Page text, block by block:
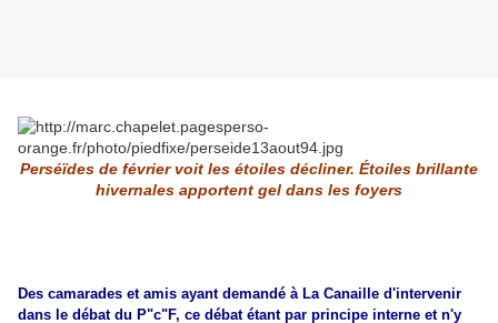
Perséïdes de février voit les étoiles décliner. Étoiles brillante
hivernales apportent gel dans les foyers
Des camarades et amis ayant demandé à La Canaille d'intervenir
dans le débat du P"c"F, ce débat étant par principe interne et n'y